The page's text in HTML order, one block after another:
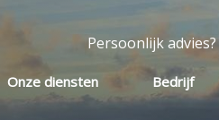
Persoonlijk
Onze diensten Bedrijf